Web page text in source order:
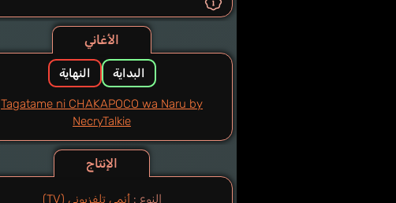
الأغاني
البداية النهاية
Tagatame ni CHAKAPOCO wa Naru by
NecryTalkie
الإنتاج
النوع :أنمي تلفزيوني (TV)